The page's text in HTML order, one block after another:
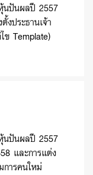
นปันผลปี 2557
ประธานเจ้า
ข Template)
นปันผลปี 2557
และการแต่ง
การคนใหม่